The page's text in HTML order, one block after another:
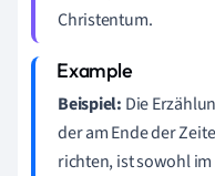
Christentum.
Beispiel: Die
der am Ende der
richten, ist sowohl